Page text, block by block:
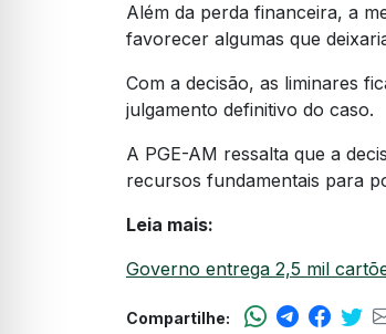
Além da perda financeira, a
favorecer algumas que
Com a decisão, as liminares
julgamento definitivo do caso.
A PGE-AM ressalta que a
recursos fundamentais para
Leia mais:
Governo entrega 2,5 mil
Compartilhe: